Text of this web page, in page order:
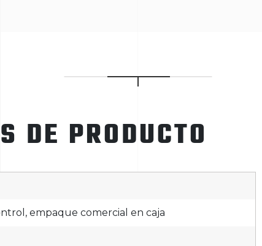
DE PRODUCTO
empaque comercial en caja